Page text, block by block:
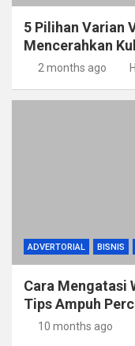
5 Pilihan Varian
Mencerahkan
2 months ago
ADVERTORIAL BISNIS
Cara Mengatasi
Tips Ampuh
10 months ago